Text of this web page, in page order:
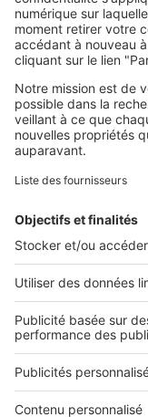
SeLoger c'est aussi
Retrouvez-nous sur ...
L'ENTREPRISE
Qui sommes-nous ?
Nous contacter
Nous recrutons